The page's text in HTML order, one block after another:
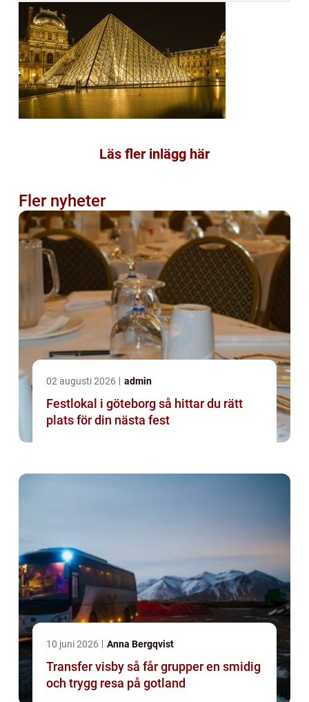
Läs fler inlägg här
Fler nyheter
02 augusti 2026 admin
Festlokal i göteborg så hittar du rätt
plats för din nästa fest
10 juni 2026 Anna Bergqvist
Transfer visby så får grupper en smidig
och trygg resa på gotland